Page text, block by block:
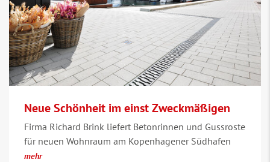
Neue Schönheit im einst Zweckmäßigen
Firma Richard Brink liefert Betonrinnen und Gussroste
für neuen Wohnraum am Kopenhagener Südhafen
mehr